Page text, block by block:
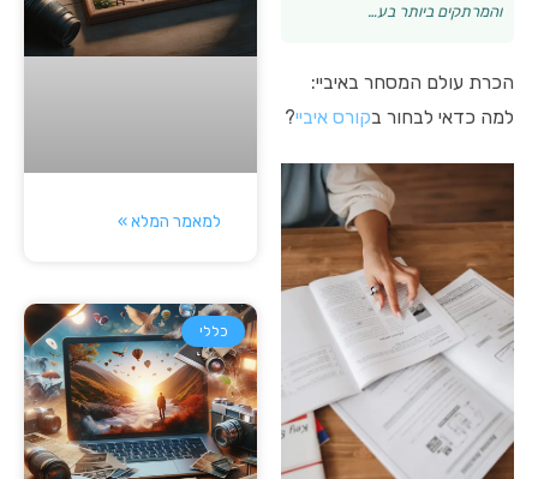
והמרתקים ביותר בע…
הכרת עולם המסחר באיביי:
למה כדאי לבחור בקורס איביי?
למאמר המלא »
כללי